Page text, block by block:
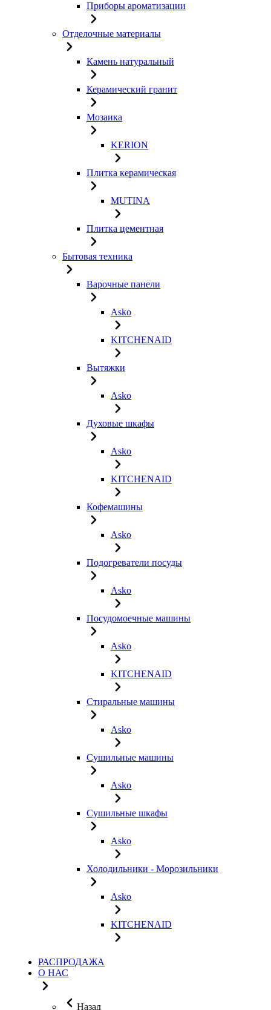
Приборы ароматизации
Отделочные материалы
Камень натуральный
Керамический гранит
Мозаика
KERION
Плитка керамическая
MUTINA
Плитка цементная
Бытовая техника
Варочные панели
Asko
KITCHENAID
Вытяжки
Asko
Духовые шкафы
Asko
KITCHENAID
Кофемашины
Asko
Подогреватели посуды
Asko
Посудомоечные машины
Asko
KITCHENAID
Стиральные машины
Asko
Сушильные машины
Asko
Сушильные шкафы
Asko
Холодильники - Морозильники
Asko
KITCHENAID
РАСПРОДАЖА
О НАС
Назад